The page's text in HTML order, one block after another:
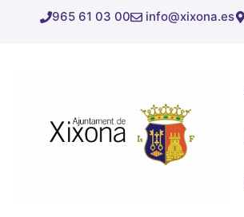
965 61 03 00 info@xixona.es